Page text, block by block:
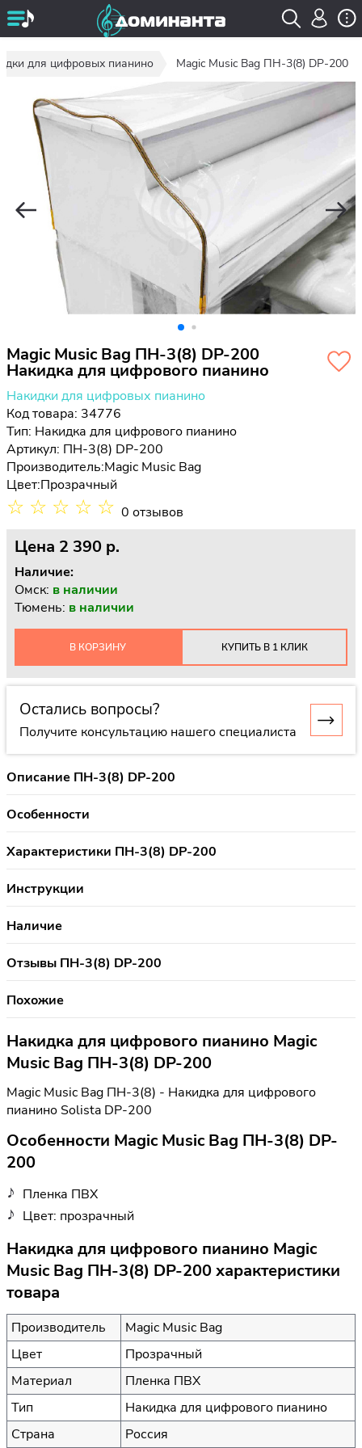
для цифровых пианино Magic Music Bag ПН-3(8) DP-200
Magic Music Bag ПН-3(8) DP-200
Накидка для цифрового пианино
Накидки для цифровых пианино
Код товара: 34776
Тип: Накидка для цифрового пианино
Артикул: ПН-3(8) DP-200
Производитель:Magic Music Bag
Цвет:Прозрачный
☆ ☆ ☆ ☆ ☆ 0 отзывов
Цена 2 390 p.
Наличие:
Омск: в наличии
Тюмень: в наличии
В КОРЗИНУ КУПИТЬ В 1 КЛИК
Остались вопросы?
Получите консультацию нашего специалиста
Описание ПН-3(8) DP-200
Особенности
Характеристики ПН-3(8) DP-200
Инструкции
Наличие
Отзывы ПН-3(8) DP-200
Похожие
Накидка для цифрового пианино Magic
Music Bag ПН-3(8) DP-200
Magic Music Bag ПН-3(8) - Накидка для цифрового
пианино Solista DP-200
Особенности Magic Music Bag ПН-3(8) DP-
200
Пленка ПВХ
Цвет: прозрачный
Накидка для цифрового пианино Magic
Music Bag ПН-3(8) DP-200 характеристики
товара
Производитель
Magic Music Bag
Цвет
Прозрачный
Материал
Пленка ПВХ
Тип
Накидка для цифрового пианино
Страна
Россия